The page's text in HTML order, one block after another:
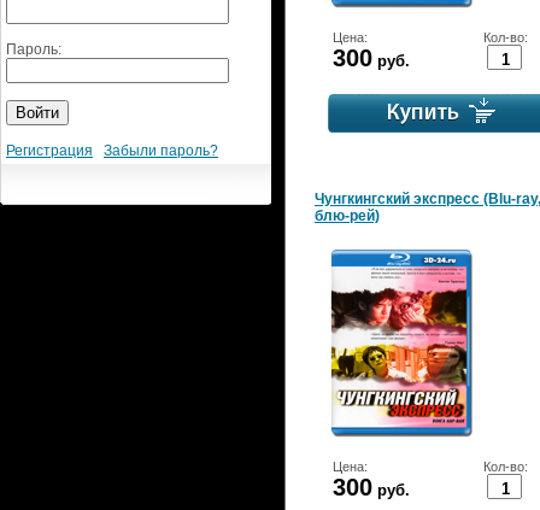
Пароль:
Регистрация Забыли пароль?
Цена:
300 руб.
Кол-во:
Чунгкингский экспресс (Blu-ray,
блю-рей)
Цена:
300 руб.
Кол-во: